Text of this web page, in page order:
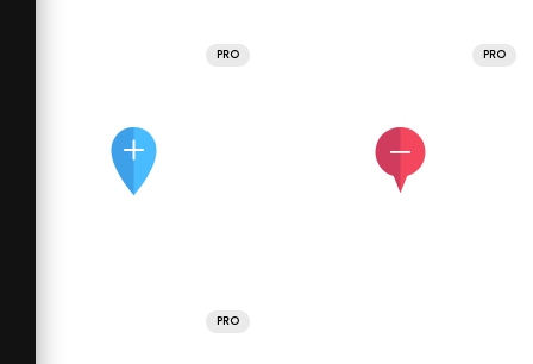
PRO PRO
PRO